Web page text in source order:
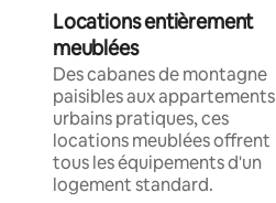
Locations entièrement
meublées
Des cabanes de montagne
paisibles aux appartements
urbains pratiques, ces
locations meublées offrent
tous les équipements d'un
logement standard.